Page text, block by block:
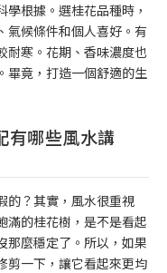
根據。選桂花品種時，
氣候條件和個人喜好。有
耐寒。花期、香味濃度也
畢竟，打造一個舒適的生
有哪些風水講
的？其實，風水很重視
滿的桂花樹，是不是看起
那麼穩定了。所以，如果
剪一下，讓它看起來更均